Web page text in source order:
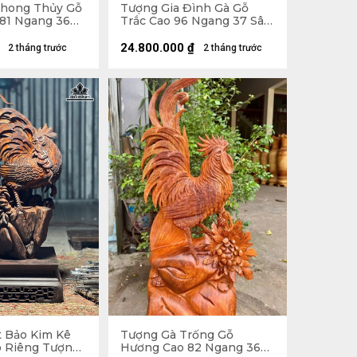
Thủy Gỗ
Ngang 36
2 tháng trước
Tượng Gia Đình Gà Gỗ
Trắc Cao 96 Ngang 37 Sâu
2 tháng trước
24.800.000 ₫
Kim Kê
Riêng Tượng
Tượng Gà Trống Gỗ
Hương Cao 82 Ngang 36